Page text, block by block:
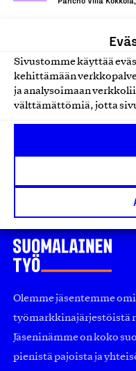
Sivustomme käyttää
kehittämään
ja analysoimaan
välttämättömiä, jotta
Pancho
Pancho Villa
Olemme jäsentemme
työmarkkinajärjestöistä
Jäseninämme on koko
pienistä pajoista ja